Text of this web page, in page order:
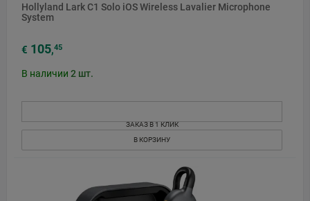
Hollyland Lark C1 Solo iOS Wireless Lavalier Microphone
System
€ 105,45
В наличии 2 шт.
ЗАКАЗ В 1 КЛИК
В КОРЗИНУ